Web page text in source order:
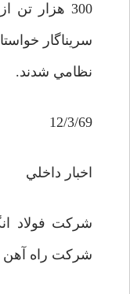
300 هزار
سريناگار
نظامي شدند.
12/3/69
اخبار داخلي
شرکت فولاد
شرکت راه آهن